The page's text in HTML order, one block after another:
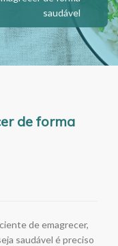
saudável
de forma
de emagrecer,
saudável é preciso